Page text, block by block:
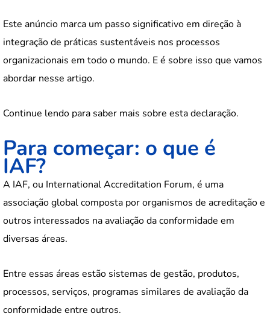
Este anúncio marca um passo significativo em direção à
integração de práticas sustentáveis nos processos
organizacionais em todo o mundo. E é sobre isso que vamos
abordar nesse artigo.
Continue lendo para saber mais sobre esta declaração.
Para começar: o que é
IAF?
A IAF, ou International Accreditation Forum, é uma
associação global composta por organismos de acreditação e
outros interessados na avaliação da conformidade em
diversas áreas.
Entre essas áreas estão sistemas de gestão, produtos,
processos, serviços, programas similares de avaliação da
conformidade entre outros.